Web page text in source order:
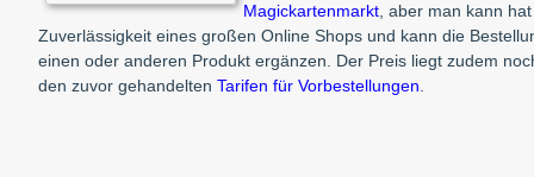
Magickartenmarkt, aber man kann
Zuverlässigkeit eines großen Online Shops und kann die
einen oder anderen Produkt ergänzen. Der Preis liegt zudem
den zuvor gehandelten Tarifen für Vorbestellungen